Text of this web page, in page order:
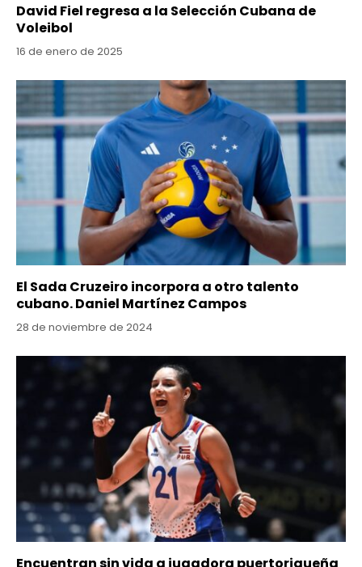
David Fiel regresa a la Selección Cubana de
Voleibol
16 de enero de 2025
El Sada Cruzeiro incorpora a otro talento
cubano. Daniel Martínez Campos
28 de noviembre de 2024
Encuentran sin vida a jugadora puertoriqueña